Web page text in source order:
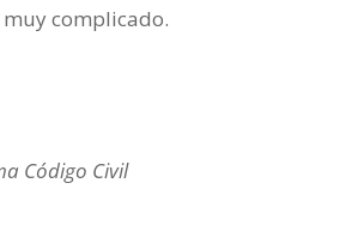
muy complicado.
Código Civil